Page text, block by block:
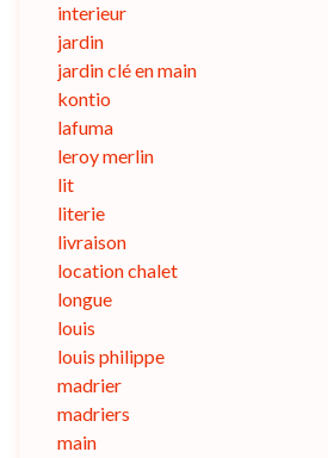
interieur
jardin
jardin clé en main
kontio
lafuma
leroy merlin
lit
literie
livraison
location chalet
longue
louis
louis philippe
madrier
madriers
main